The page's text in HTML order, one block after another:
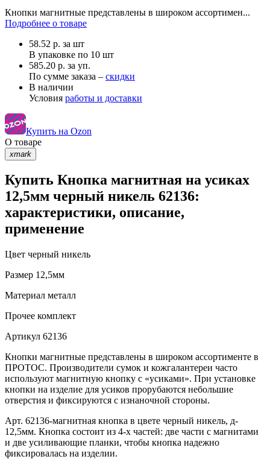
Кнопки магнитные представлены в широком ассортимен...
Подробнее о товаре
58.52 р. за шт
В упаковке по 10 шт
585.20 р. за уп.
По сумме заказа – скидки
В наличии
Условия работы и доставки
Купить на Ozon
О товаре
xmark
Купить Кнопка магнитная на усиках
12,5мм черный никель 62136:
характеристики, описание,
применение
Цвет черный никель
Размер 12,5мм
Материал металл
Прочее комплект
Артикул 62136
Кнопки магнитные представлены в широком ассортименте в
ПРОТОС. Производители сумок и кожгалантереи часто
используют магнитную кнопку с «усиками». При установке
кнопки на изделие для усиков прорубаются небольшие
отверстия и фиксируются с изнаночной стороны.
Арт. 62136-магнитная кнопка в цвете черный никель, д-
12,5мм. Кнопка состоит из 4-х частей: две части с магнитами
и две усиливающие планки, чтобы кнопка надежно
фиксировалась на изделии.